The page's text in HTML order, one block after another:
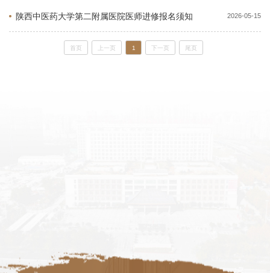
陕西中医药大学第二附属医院医师进修报名须知 2026-05-15
首页 上一页 1 下一页 尾页